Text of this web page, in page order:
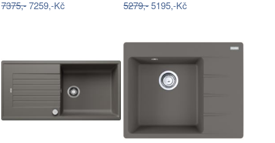
7375,-7259,-Kč 5279,-5195,-Kč